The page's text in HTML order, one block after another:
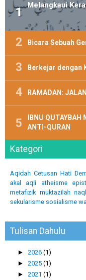
Melangkaui
Bicara Sebuah
Berkejar dengan
RAMADAN:
IBNU QUTAYBAH
ANTI-QURAN
Kategori
Aqidah Cetusan Hati
akal
aqli atheisme
metafizik muktazilah
sekularisme sosialisme
Tulisan Dahulu
► 2026 (1)
► 2025 (1)
► 2021 (1)